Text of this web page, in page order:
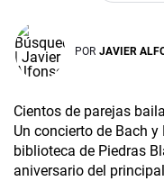
POR JAVIER
Cientos de parejas
Un concierto de Bach
biblioteca de Piedras
aniversario del